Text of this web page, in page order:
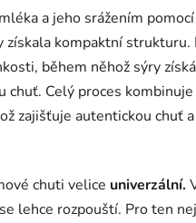
a jeho srážením
získala kompaktní strukturu.
během něhož sýry
chuť. Celý proces
zajišťuje autentickou chuť
chuti velice univerzální.
lehce rozpouští. Pro ten